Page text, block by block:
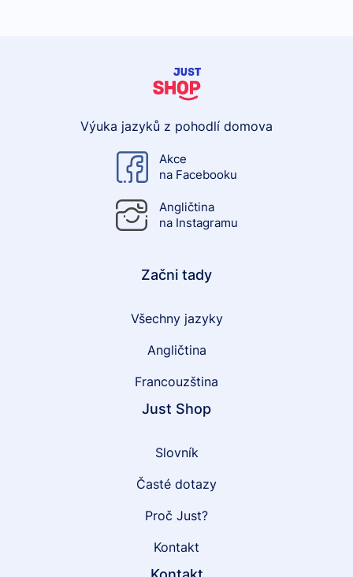
Výuka jazyků z pohodlí domova
Akce
na Facebooku
Angličtina
na Instagramu
Začni tady
Všechny jazyky
Angličtina
Francouzština
Just Shop
Slovník
Časté dotazy
Proč Just?
Kontakt